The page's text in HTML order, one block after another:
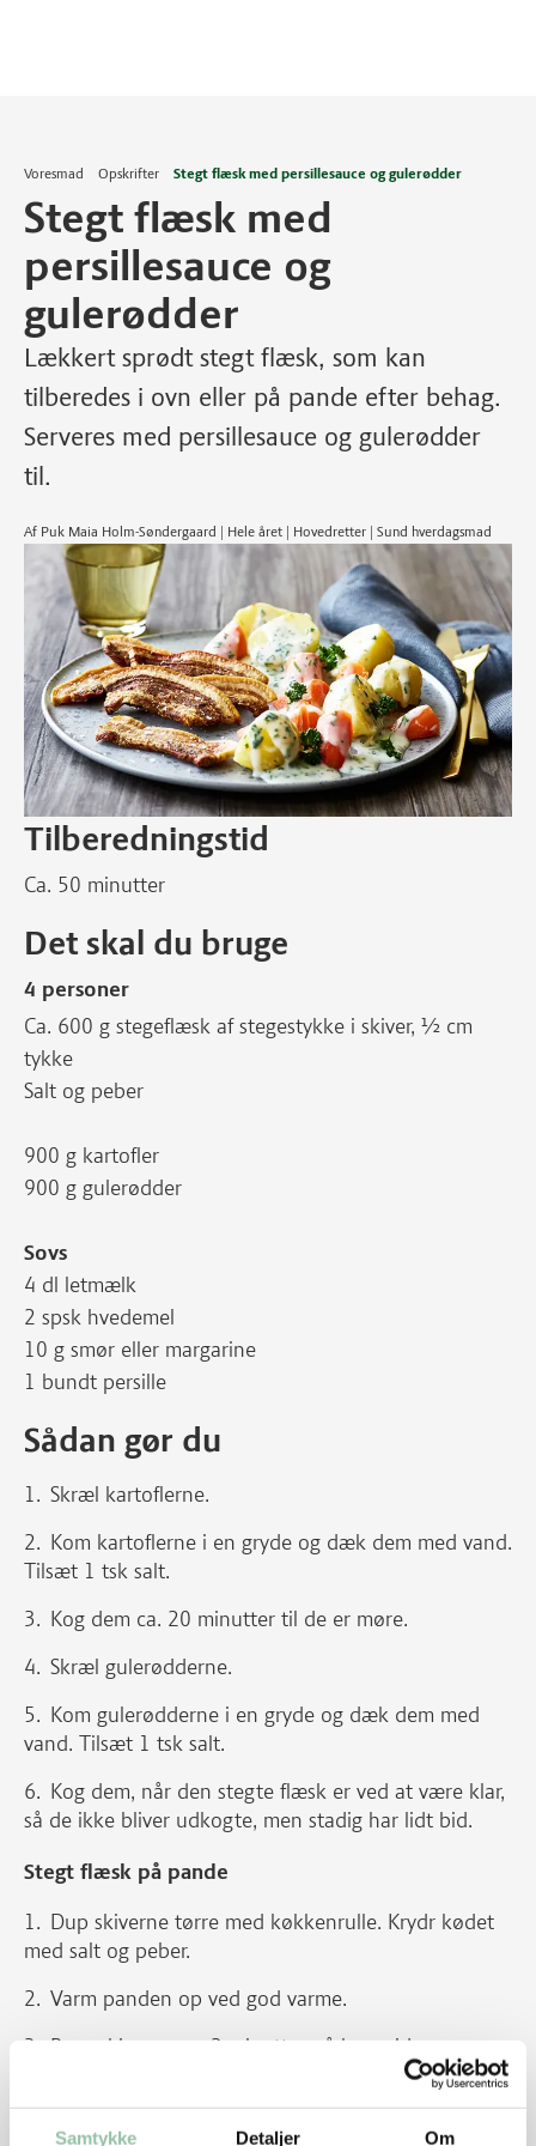
Samtykke Detaljer Om
Voresmad Opskrifter Stegt flæsk med persillesauce og gulerødder
Stegt flæsk med
persillesauce og
gulerødder
Lækkert sprødt stegt flæsk, som kan
tilberedes i ovn eller på pande efter behag.
Serveres med persillesauce og gulerødder
til.
Af Puk Maia Holm-Søndergaard | Hele året | Hovedretter | Sund hverdagsmad
Tilberedningstid
Ca. 50 minutter
Det skal du bruge
4 personer
Ca. 600 g stegeflæsk af stegestykke i skiver, ½ cm
tykke
Salt og peber
900 g kartofler
900 g gulerødder
Sovs
4 dl letmælk
2 spsk hvedemel
10 g smør eller margarine
1 bundt persille
Sådan gør du
Skræl kartoflerne.
Kom kartoflerne i en gryde og dæk dem med vand.
Tilsæt 1 tsk salt.
Kog dem ca. 20 minutter til de er møre.
Skræl gulerødderne.
Kom gulerødderne i en gryde og dæk dem med
vand. Tilsæt 1 tsk salt.
Kog dem, når den stegte flæsk er ved at være klar,
så de ikke bliver udkogte, men stadig har lidt bid.
Stegt flæsk på pande
Dup skiverne tørre med køkkenrulle. Krydr kødet
med salt og peber.
Varm panden op ved god varme.
Brun skiverne ca. 2 minutter på hver side.